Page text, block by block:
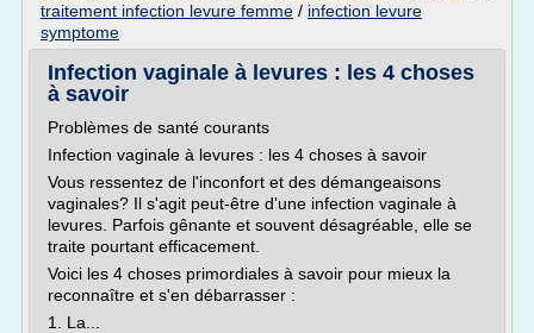
traitement infection levure femme / infection levure
symptome
Infection vaginale à levures : les 4 choses
à savoir
Problèmes de santé courants
Infection vaginale à levures : les 4 choses à savoir
Vous ressentez de l'inconfort et des démangeaisons
vaginales? Il s'agit peut-être d'une infection vaginale à
levures. Parfois gênante et souvent désagréable, elle se
traite pourtant efficacement.
Voici les 4 choses primordiales à savoir pour mieux la
reconnaître et s'en débarrasser :
1. La...